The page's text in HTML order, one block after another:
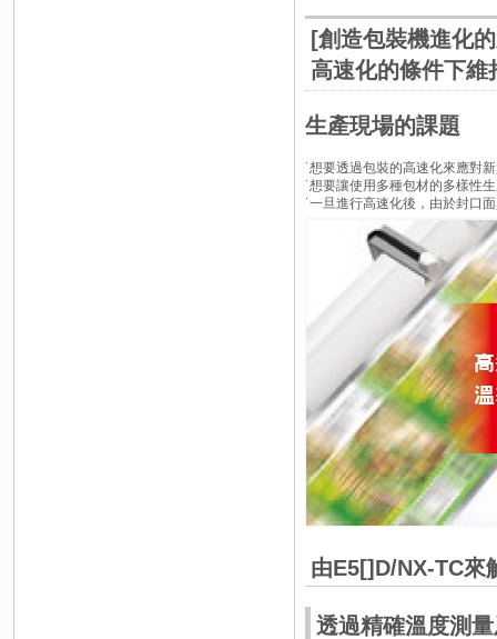
[創造包裝機進化
高速化的條件下維
生產現場的課題
˙想要透過包裝的高速化來應對
˙想要讓使用多種包材的多樣性
˙一旦進行高速化後，由於封口
由E5[]D/NX-TC來
透過精確溫度測